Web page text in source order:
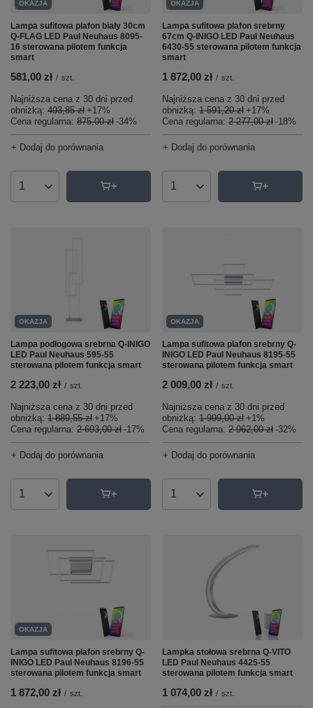
OKAZJA
Lampa sufitowa plafon biały 30cm
Q-FLAG LED Paul Neuhaus 8095-
16 sterowana pilotem funkcja
smart
581,00 zł / szt.
Najniższa cena z 30 dni przed
obniżką: 493,85 zł +17%
Cena regularna: 875,00 zł -34%
+ Dodaj do porównania
Ilość produktów
OKAZJA
Lampa sufitowa plafon srebrny
67cm Q-INIGO LED Paul Neuhaus
6430-55 sterowana pilotem funkcja
smart
1 872,00 zł / szt.
Najniższa cena z 30 dni przed
obniżką: 1 591,20 zł +17%
Cena regularna: 2 277,00 zł -18%
+ Dodaj do porównania
Ilość produktów
OKAZJA
Lampa podłogowa srebrna Q-INIGO
LED Paul Neuhaus 595-55
sterowana pilotem funkcja smart
2 223,00 zł / szt.
Najniższa cena z 30 dni przed
obniżką: 1 889,55 zł +17%
Cena regularna: 2 693,00 zł -17%
+ Dodaj do porównania
Ilość produktów
OKAZJA
Lampa sufitowa plafon srebrny Q-
INIGO LED Paul Neuhaus 8195-55
sterowana pilotem funkcja smart
2 009,00 zł / szt.
Najniższa cena z 30 dni przed
obniżką: 1 999,00 zł +1%
Cena regularna: 2 962,00 zł -32%
+ Dodaj do porównania
Ilość produktów
OKAZJA
Lampa sufitowa plafon srebrny Q-
INIGO LED Paul Neuhaus 8196-55
sterowana pilotem funkcja smart
1 872,00 zł / szt.
Lampka stołowa srebrna Q-VITO
LED Paul Neuhaus 4425-55
sterowana pilotem funkcja smart
1 074,00 zł / szt.